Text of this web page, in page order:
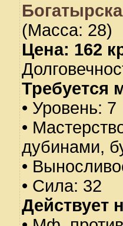
(Масса: 28)
Цена: 162
Требуется
• Уровень: 7
•
дубинами,
•
• Сила: 32
Действует